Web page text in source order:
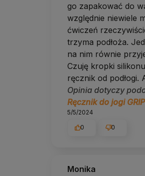
go zapakować do
względnie niewiele
ćwiczeń
trzyma podłoża.
na nim równie
Czuję kropki
ręcznik od podłogi.
Opinia dotyczy
Ręcznik do jogi
5/5/2024
0 0
Monika